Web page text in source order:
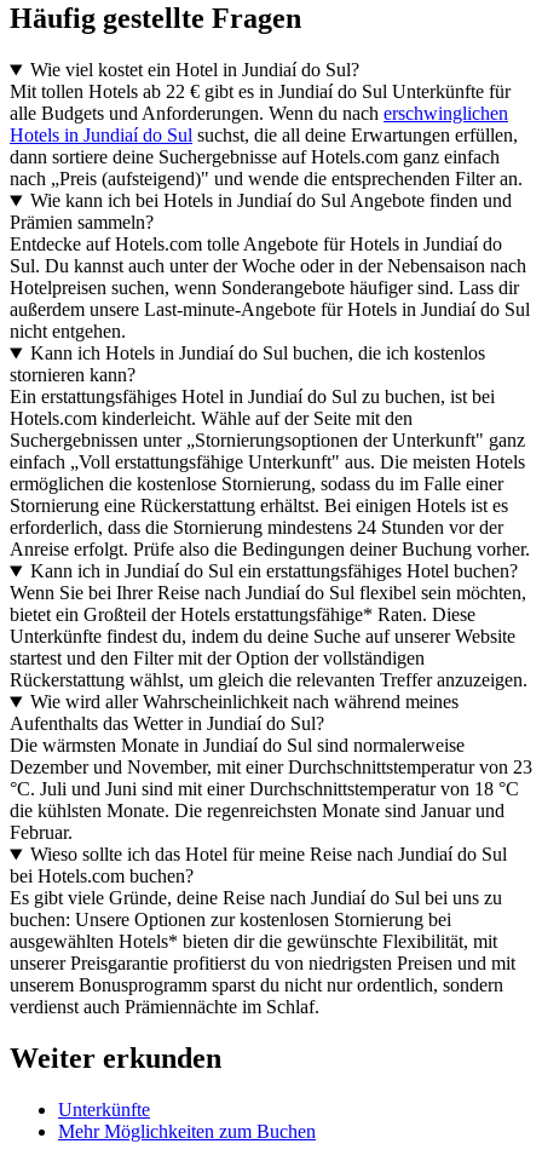
Häufig gestellte Fragen
Wie viel kostet ein Hotel in Jundiaí do Sul?
Mit tollen Hotels ab 22 € gibt es in Jundiaí do Sul Unterkünfte für
alle Budgets und Anforderungen. Wenn du nach erschwinglichen
Hotels in Jundiaí do Sul suchst, die all deine Erwartungen erfüllen,
dann sortiere deine Suchergebnisse auf Hotels.com ganz einfach
nach „Preis (aufsteigend)" und wende die entsprechenden Filter an.
Wie kann ich bei Hotels in Jundiaí do Sul Angebote finden und
Prämien sammeln?
Entdecke auf Hotels.com tolle Angebote für Hotels in Jundiaí do
Sul. Du kannst auch unter der Woche oder in der Nebensaison nach
Hotelpreisen suchen, wenn Sonderangebote häufiger sind. Lass dir
außerdem unsere Last-minute-Angebote für Hotels in Jundiaí do Sul
nicht entgehen.
Kann ich Hotels in Jundiaí do Sul buchen, die ich kostenlos
stornieren kann?
Ein erstattungsfähiges Hotel in Jundiaí do Sul zu buchen, ist bei
Hotels.com kinderleicht. Wähle auf der Seite mit den
Suchergebnissen unter „Stornierungsoptionen der Unterkunft" ganz
einfach „Voll erstattungsfähige Unterkunft" aus. Die meisten Hotels
ermöglichen die kostenlose Stornierung, sodass du im Falle einer
Stornierung eine Rückerstattung erhältst. Bei einigen Hotels ist es
erforderlich, dass die Stornierung mindestens 24 Stunden vor der
Anreise erfolgt. Prüfe also die Bedingungen deiner Buchung vorher.
Kann ich in Jundiaí do Sul ein erstattungsfähiges Hotel buchen?
Wenn Sie bei Ihrer Reise nach Jundiaí do Sul flexibel sein möchten,
bietet ein Großteil der Hotels erstattungsfähige* Raten. Diese
Unterkünfte findest du, indem du deine Suche auf unserer Website
startest und den Filter mit der Option der vollständigen
Rückerstattung wählst, um gleich die relevanten Treffer anzuzeigen.
Wie wird aller Wahrscheinlichkeit nach während meines
Aufenthalts das Wetter in Jundiaí do Sul?
Die wärmsten Monate in Jundiaí do Sul sind normalerweise
Dezember und November, mit einer Durchschnittstemperatur von 23
°C. Juli und Juni sind mit einer Durchschnittstemperatur von 18 °C
die kühlsten Monate. Die regenreichsten Monate sind Januar und
Februar.
Wieso sollte ich das Hotel für meine Reise nach Jundiaí do Sul
bei Hotels.com buchen?
Es gibt viele Gründe, deine Reise nach Jundiaí do Sul bei uns zu
buchen: Unsere Optionen zur kostenlosen Stornierung bei
ausgewählten Hotels* bieten dir die gewünschte Flexibilität, mit
unserer Preisgarantie profitierst du von niedrigsten Preisen und mit
unserem Bonusprogramm sparst du nicht nur ordentlich, sondern
verdienst auch Prämiennächte im Schlaf.
Weiter erkunden
Unterkünfte
Mehr Möglichkeiten zum Buchen